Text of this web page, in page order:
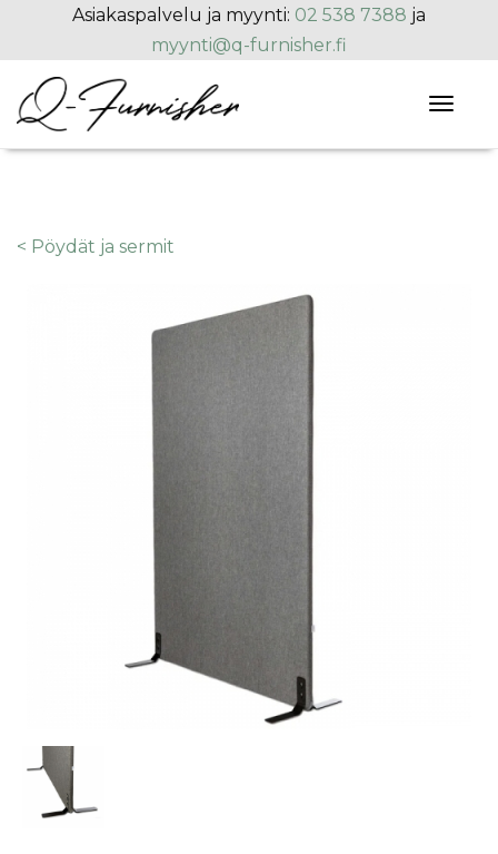
Hyppää pääsisältöön
Asiakaspalvelu ja myynti: 02 538 7388 ja
myynti@q-furnisher.fi
< Pöydät ja sermit